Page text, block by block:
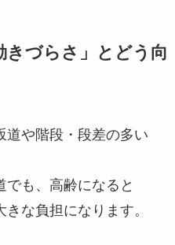
きづらさ」とどう向
道や階段・段差の多い
でも、高齢になると
きな負担になります。